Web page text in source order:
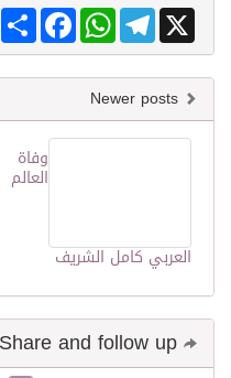
Share
FacebookWhatsAppTelegram X
وفاة
العالم
العربي كامل الشريف